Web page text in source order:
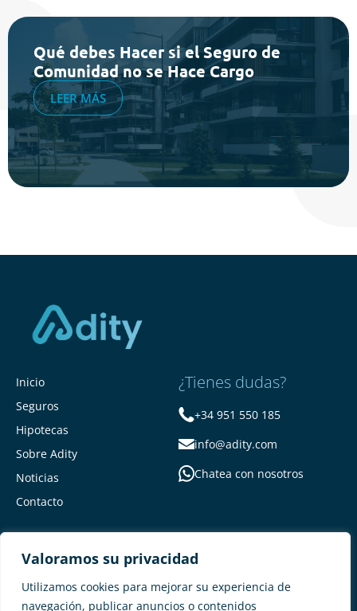
Valoramos su privacidad
Utilizamos cookies para mejorar su experiencia de
navegación, publicar anuncios o contenidos
Qué debes Hacer si el Seguro de
Comunidad no se Hace Cargo
LEER MÁS
Inicio
Seguros
Hipotecas
Sobre Adity
Noticias
Contacto
¿Tienes dudas?
+34 951 550 185
info@adity.com
Chatea con nosotros